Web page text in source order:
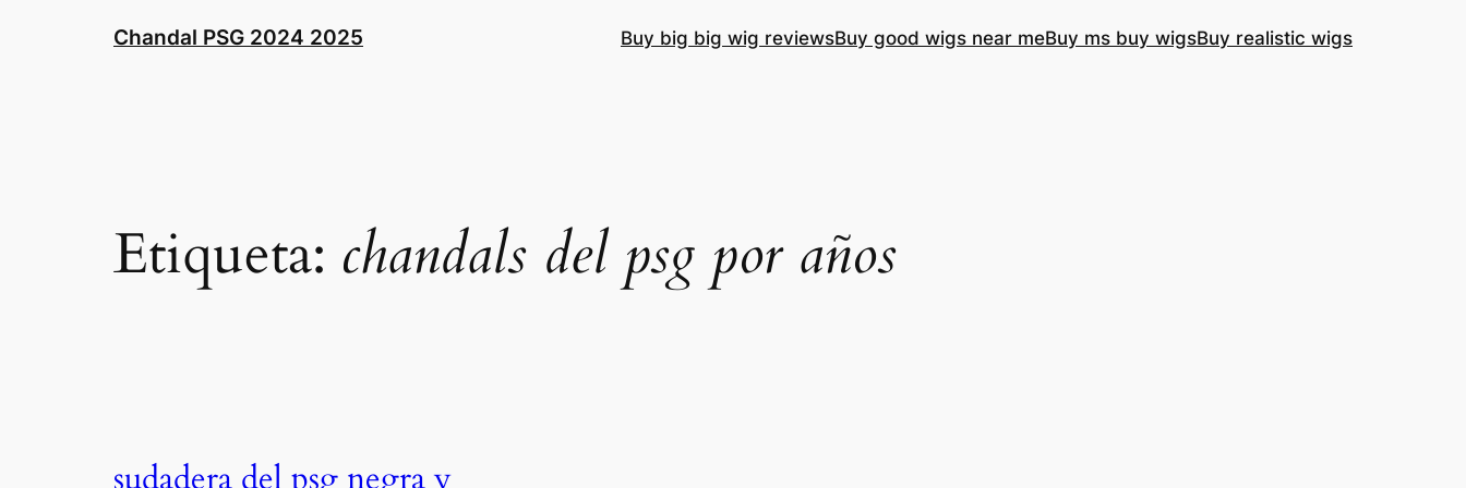
Chandal PSG 2024 2025 Buy big big wig reviewsBuy good wigs near meBuy ms buy wigsBuy realistic wigs
Etiqueta: chandals del psg por años